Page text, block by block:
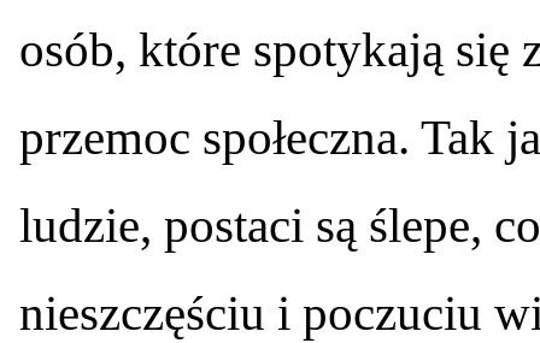
osób, które spotykają się
przemoc społeczna. Tak
ludzie, postaci są ślepe,
nieszczęściu i poczuciu